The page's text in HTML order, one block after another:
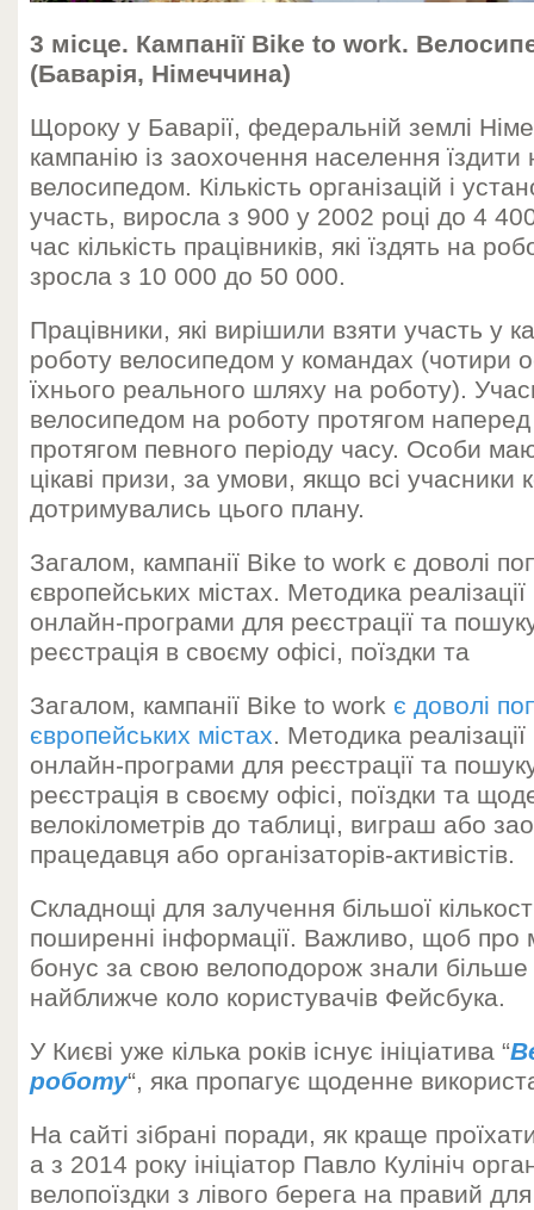
3 місце. Кампанії Bike to work.
(Баварія, Німеччина)
Щороку у Баварії, федеральній землі
кампанію із заохочення населення їздити
велосипедом. Кількість організацій і
участь, виросла з 900 у 2002 році до 4
час кількість працівників, які їздять на
зросла з 10 000 до 50 000.
Працівники, які вирішили взяти участь у
роботу велосипедом у командах (чотири
їхнього реального шляху на роботу).
велосипедом на роботу протягом
протягом певного періоду часу. Особи
цікаві призи, за умови, якщо всі учасники
дотримувались цього плану.
Загалом, кампанії Bike to work є доволі
європейських містах. Методика
онлайн-програми для реєстрації та
реєстрація в своєму офісі, поїздки та
Загалом, кампанії Bike to work є доволі
європейських містах. Методика
онлайн-програми для реєстрації та
реєстрація в своєму офісі, поїздки та
велокілометрів до таблиці, виграш або
працедавця або організаторів-активістів.
Складнощі для залучення більшої
поширенні інформації. Важливо, щоб про
бонус за свою велоподорож знали
найближче коло користувачів Фейсбука.
У Києві уже кілька років існує ініціатива “
роботу“, яка пропагує щоденне
На сайті зібрані поради, як краще
а з 2014 року ініціатор Павло Кулініч
велопоїздки з лівого берега на правий для